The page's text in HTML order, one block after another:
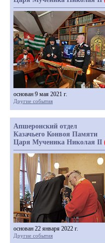
основан 9 мая 2021 г.
Другие события
Апшеронский отдел
Казачьего Конвоя Памяти
Царя Мученика Николая II
основан 22 января 2022 г.
Другие события